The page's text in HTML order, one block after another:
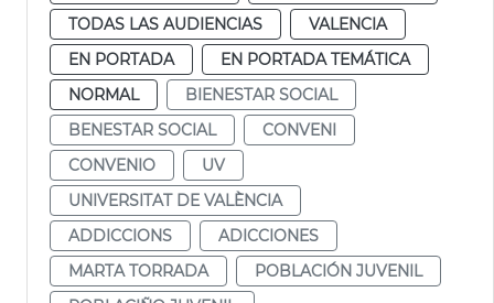
TODAS LAS AUDIENCIAS
VALENCIA
EN PORTADA
EN PORTADA TEMÁTICA
NORMAL
BIENESTAR SOCIAL
BENESTAR SOCIAL
CONVENI
CONVENIO
UV
UNIVERSITAT DE VALÈNCIA
ADDICCIONS
ADICCIONES
MARTA TORRADA
POBLACIÓN JUVENIL